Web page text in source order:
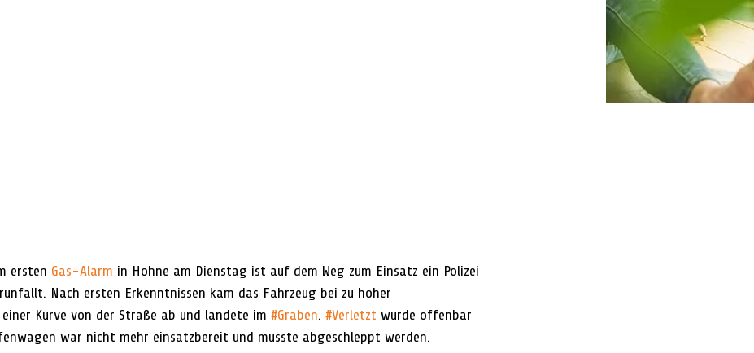
ersten Gas-Alarm in Hohne am Dienstag ist auf dem Weg zum Einsatz ein Polizei
Nach ersten Erkenntnissen kam das Fahrzeug bei zu hoher
Kurve von der Straße ab und landete im #Graben. #Verletzt wurde offenbar
war nicht mehr einsatzbereit und musste abgeschleppt werden.